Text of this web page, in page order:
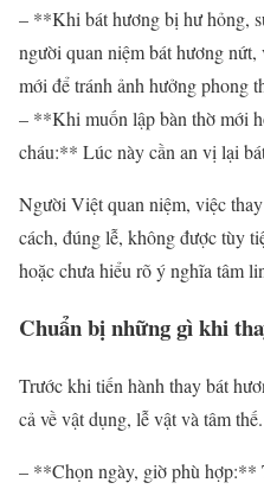
– **Khi bát hương bị hư hỏng,
người quan niệm bát hương
mới để tránh ảnh hưởng phong
– **Khi muốn lập bàn thờ mới
cháu:** Lúc này cần an vị lại
Người Việt quan niệm, việc
cách, đúng lễ, không được tùy
hoặc chưa hiểu rõ ý nghĩa tâm
Chuẩn bị những gì khi
Trước khi tiến hành thay bát
cả về vật dụng, lễ vật và tâm thế.
– **Chọn ngày, giờ phù hợp:**